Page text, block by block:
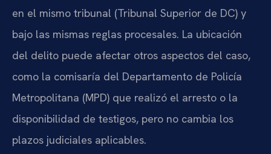
en el mismo tribunal (Tribunal Superior de DC) y
bajo las mismas reglas procesales. La ubicación
del delito puede afectar otros aspectos del caso,
como la comisaría del Departamento de Policía
Metropolitana (MPD) que realizó el arresto o la
disponibilidad de testigos, pero no cambia los
plazos judiciales aplicables.